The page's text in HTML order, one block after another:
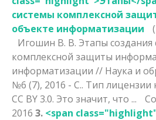
системы комплексной
объекте информатизации
Игошин В. В. Этапы создания
комплексной защиты
информатизации // Наука и
№6 (7), 2016 - С.. Тип
CC BY 3.0. Это значит, что ...
2016 3. <span